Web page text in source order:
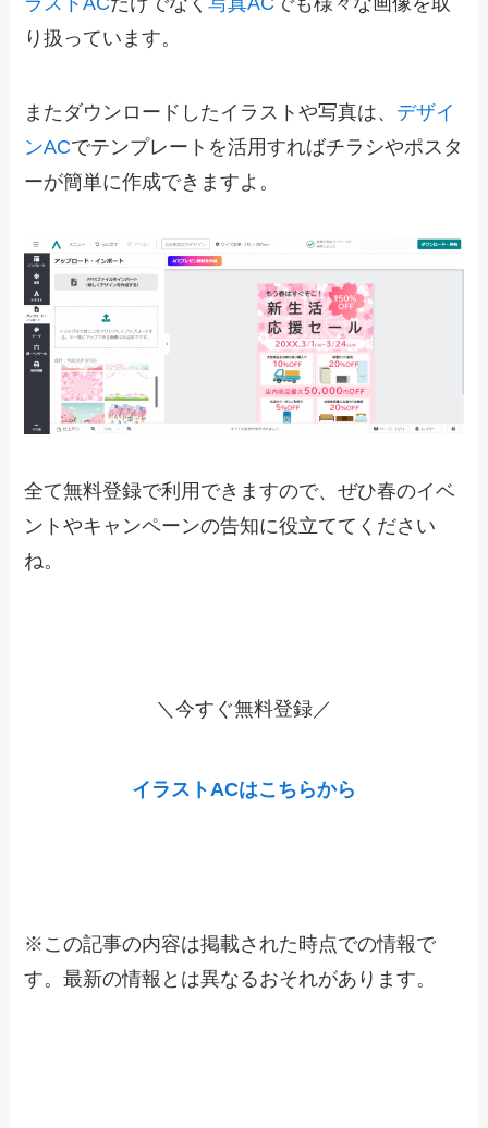
り扱っています。
またダウンロードしたイラストや写真は、 デザイ
ンACでテンプレートを活用すればチラシやポスタ
ーが簡単に作成できますよ。
全て無料登録で利用できますので、ぜひ春のイベ
ントやキャンペーンの告知に役立ててください
ね。
＼今すぐ無料登録／
イラストACはこちらから
※この記事の内容は掲載された時点での情報で
す。最新の情報とは異なるおそれがあります。